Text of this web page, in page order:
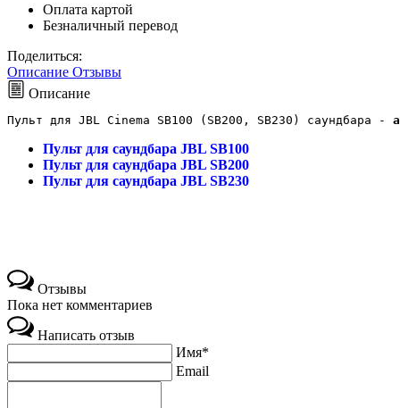
Оплата картой
Безналичный перевод
Поделиться:
Описание Отзывы
Описание
Пульт для JBL Cinema SB100 (SB200, SB230) саундбара -
Пульт для саундбара JBL SB100
Пульт для саундбара JBL SB200
Пульт для саундбара JBL SB230
Отзывы
Пока нет комментариев
Написать отзыв
Имя*
Email